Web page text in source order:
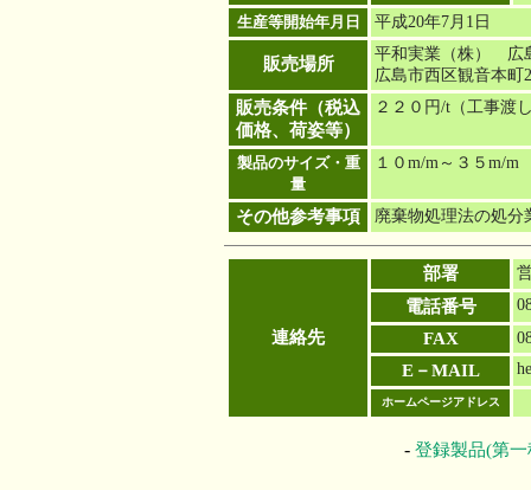
生産等開始年月日
平成20年7月1日
販売場所
平和実業（株） 広
広島市西区観音本町
販売条件（税込
価格、荷姿等）
２２０円/t（工事渡
製品のサイズ・重
量
１０m/m～３５m/m
その他参考事項 廃棄物処理法の処分
連絡先
部署
電話番号
FAX
E－MAIL
ホームページアドレス
- 登録製品(第